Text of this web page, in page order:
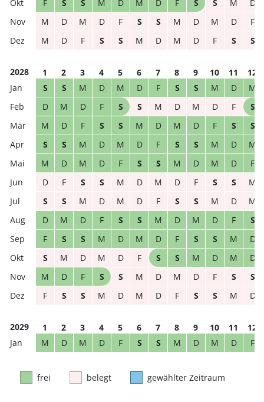
F S S M D M D F S S M
D
M
D M D F S S M D M D
F
M
D F S S M D M D F S S
2028 1 2 3 4 5 6 7 8 9 10 11
12
S
S M D M D F S S M D
M
D
M D F S S M D M D F
S
M
D F S S M D M D F S
S
S
S M D M D F S S M D
M
M
D M D F S S M D M D
F
D
F S S M D M D F S S
M
S
S M D M D F S S M D
M
D
M D F S S M D M D F
S
F
S S M D M D F S S M
D
S
M D M D F S S M D M
D
M
D F S S M D M D F S
S
F
S S M D M D F S S M D
2029 1 2 3 4 5 6 7 8 9 10 11
12
M
D M D F S S M D M D F
frei belegt gewählter Zeitraum